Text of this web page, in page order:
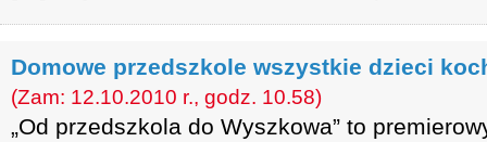
Domowe przedszkole wszystkie dzieci
(Zam: 12.10.2010 r., godz. 10.58)
„Od przedszkola do Wyszkowa” to